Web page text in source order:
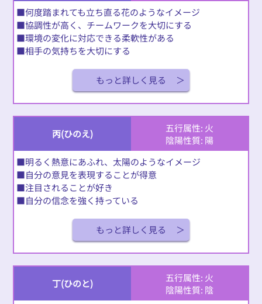
■何度踏まれても立ち直る花のようなイメージ
■協調性が高く、チームワークを大切にする
■環境の変化に対応できる柔軟性がある
■相手の気持ちを大切にする
もっと詳しく見る
丙(ひのえ)
五行属性: 火
陰陽性質: 陽
■明るく熱意にあふれ、太陽のようなイメージ
■自分の意見を表現することが得意
■注目されることが好き
■自分の信念を強く持っている
もっと詳しく見る
丁(ひのと)
五行属性: 火
陰陽性質: 陰